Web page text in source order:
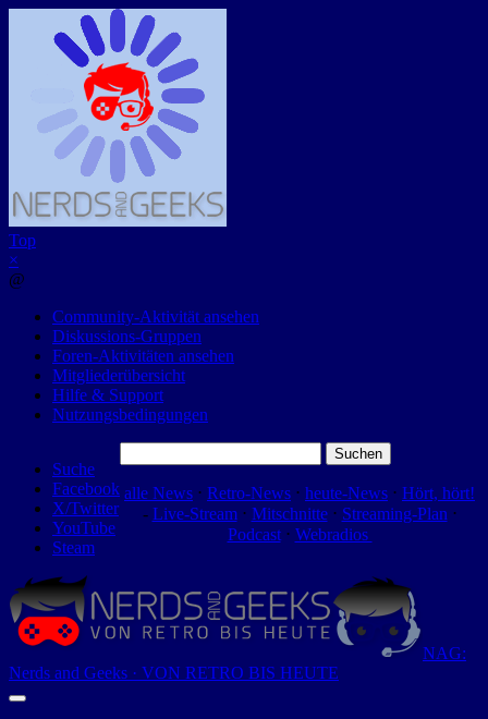
Top
×
@
Community-Aktivität ansehen
Diskussions-Gruppen
Foren-Aktivitäten ansehen
Mitgliederübersicht
Hilfe & Support
Nutzungsbedingungen
Suche
Facebook
X/Twitter
YouTube
Steam
nach:
alle News ⋅ Retro-News ⋅ heute-News ⋅ Hört, hört!
- Live-Stream⋅ Mitschnitte⋅ Streaming-Plan ⋅
Podcast⋅ Webradios
NAG:
Nerds and Geeks · VON RETRO BIS HEUTE